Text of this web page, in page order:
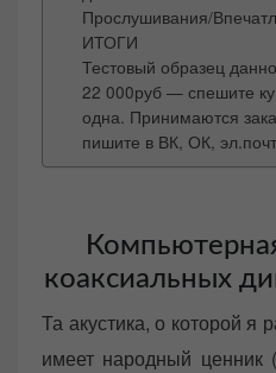
Прослушивания/
ИТОГИ
Тестовый образец
22 000руб — спешите
одна. Принимаются
пишите в ВК, ОК,
коаксиальных
Та акустика, о которой я
имеет народный ценник